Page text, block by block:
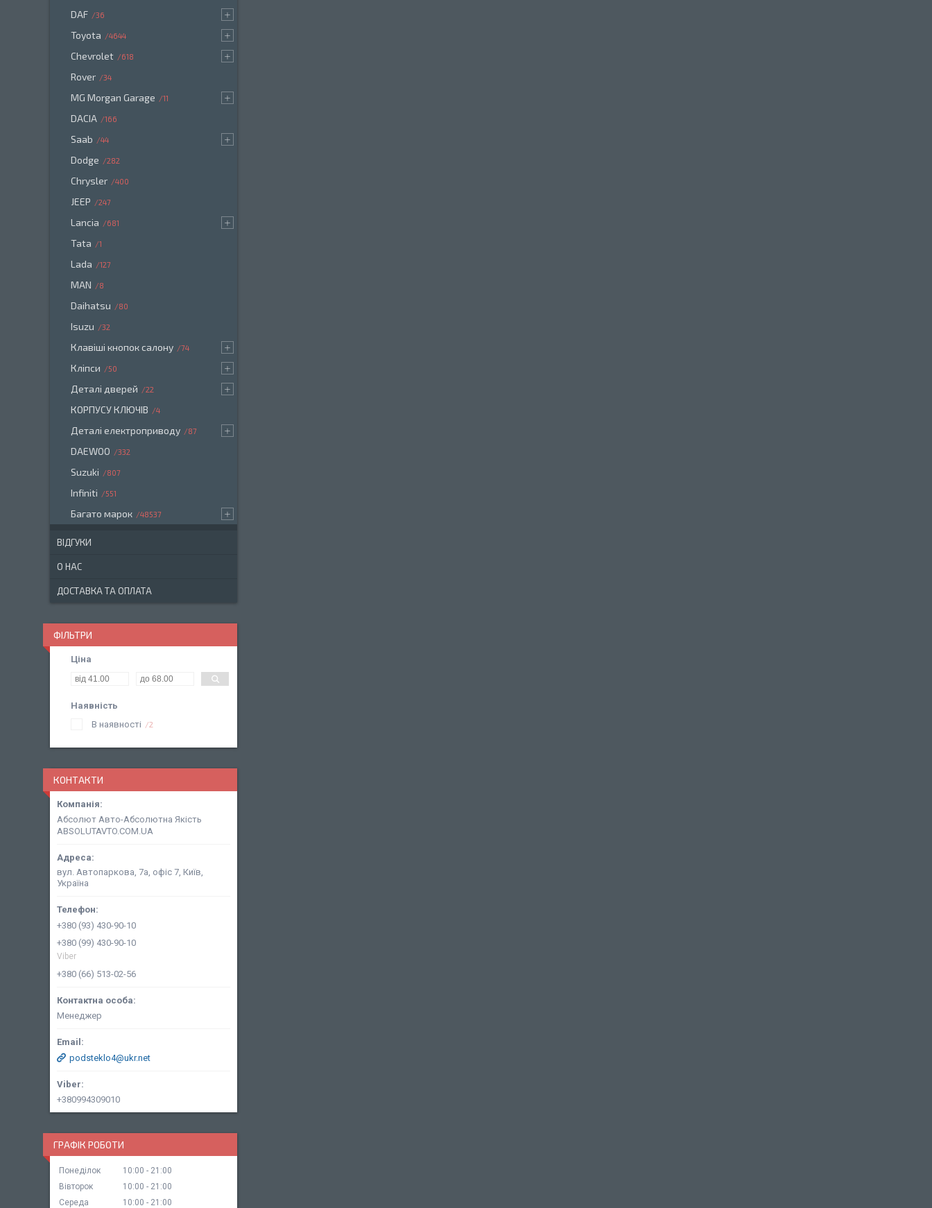
DAF 36
Toyota 4644
Chevrolet 618
Rover 34
MG Morgan Garage 11
DACIA 166
Saab 44
Dodge 282
Chrysler 400
JEEP 247
Lancia 681
Tata 1
Lada 127
MAN 8
Daihatsu 80
Isuzu 32
Клавіші кнопок салону 74
Кліпси 50
Деталі дверей 22
КОРПУСУ КЛЮЧІВ 4
Деталі електроприводу 87
DAEWOO 332
Suzuki 807
Infiniti 551
Багато марок 48537
ВІДГУКИ
О НАС
ДОСТАВКА ТА ОПЛАТА
ФІЛЬТРИ
Ціна
Наявність
В наявності
2
КОНТАКТИ
Абсолют Авто-Абсолютна Якість
ABSOLUTAVTO.COM.UA
вул. Автопаркова, 7а, офіс 7, Київ,
Україна
+380 (93) 430-90-10
+380 (99) 430-90-10
Viber
+380 (66) 513-02-56
Менеджер
podsteklo4@ukr.net
+380994309010
ГРАФІК РОБОТИ
Понеділок 10:00
21:00
Вівторок
10:00
21:00
Середа
10:00 21:00